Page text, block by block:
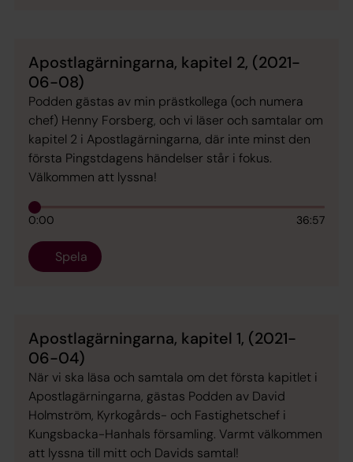
Apostlagärningarna, kapitel 2, (2021-
06-08)
Podden gästas av min prästkollega (och numera
chef) Henny Forsberg, och vi läser och samtalar om
kapitel 2 i Apostlagärningarna, där inte minst den
första Pingstdagens händelser står i fokus.
Välkommen att lyssna!
0:00 36:57
Spela
Apostlagärningarna, kapitel 1, (2021-
06-04)
När vi ska läsa och samtala om det första kapitlet i
Apostlagärningarna, gästas Podden av David
Holmström, Kyrkogårds- och Fastighetschef i
Kungsbacka-Hanhals församling. Varmt välkommen
att lyssna till mitt och Davids samtal!